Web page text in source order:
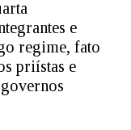
e
regime, fato
priístas e